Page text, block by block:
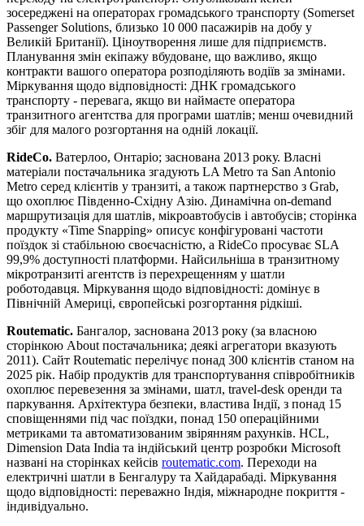
зосереджені на операторах громадського транспорту (Somerset
Passenger Solutions, близько 10 000 пасажирів на добу у
Великій Британії). Ціноутворення лише для підприємств.
Планування змін екіпажу вбудоване, що важливо, якщо
контракти вашого оператора розподіляють водіїв за змінами.
Міркування щодо відповідності: ДНК громадського
транспорту - перевага, якщо ви наймаєте оператора
транзитного агентства для програми шатлів; менш очевидний
збіг для малого розгортання на одній локації.
RideCo. Ватерлоо, Онтаріо; заснована 2013 року. Власні
матеріали постачальника згадують LA Metro та San Antonio
Metro серед клієнтів у транзиті, а також партнерство з Grab,
що охоплює Південно-Східну Азію. Динамічна on-demand
маршрутизація для шатлів, мікроавтобусів і автобусів; сторінка
продукту «Time Snapping» описує конфігуровані частоти
поїздок зі стабільною своєчасністю, а RideCo просуває SLA
99,9% доступності платформи. Найсильніша в транзитному
мікротранзиті агентств із перехрещенням у шатли
роботодавця. Міркування щодо відповідності: домінує в
Північній Америці, європейські розгортання рідкіші.
Routematic. Бангалор, заснована 2013 року (за власною
сторінкою About постачальника; деякі агрегатори вказують
2011). Сайт Routematic перелічує понад 300 клієнтів станом на
2025 рік. Набір продуктів для транспортування співробітників
охоплює перевезення за змінами, шатл, travel-desk оренди та
паркування. Архітектура безпеки, властива Індії, з понад 15
сповіщеннями під час поїздки, понад 150 операційними
метриками та автоматизованим звірянням рахунків. HCL,
Dimension Data India та індійський центр розробки Microsoft
названі на сторінках кейсів routematic.com. Переходи на
електричні шатли в Бенгалуру та Хайдарабаді. Міркування
щодо відповідності: переважно Індія, міжнародне покриття -
індивідуально.